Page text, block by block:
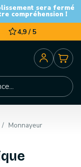
sera fermé
compréhension !
4,9 / 5
Monnayeur